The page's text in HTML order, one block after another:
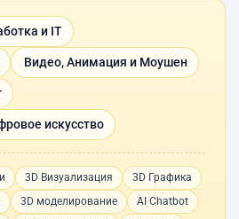
и IT
Видео, Анимация и Моушен
искусство
3D Визуализация
3D Графика
3D моделирование
AI Chatbot